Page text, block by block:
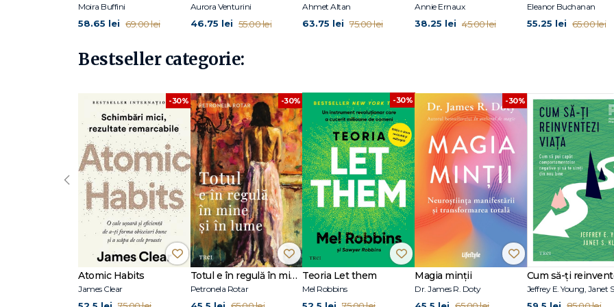
Moira Buffini
58.65 lei 69.00 lei
Aurora Venturini
46.75 lei 55.00 lei
Ahmet Altan
63.75 lei 75.00 lei
Annie Ernaux
38.25 lei 45.00 lei
Eleanor Buchanan
55.25 lei 65.00 lei
Bestseller categorie:
-30%
Atomic Habits
James Clear
-30%
Totul e în regulă în mine și în lume
Petronela Rotar
-30%
Teoria Let them
Mel Robbins
-30%
Magia minții
Dr. James R. Doty
‹